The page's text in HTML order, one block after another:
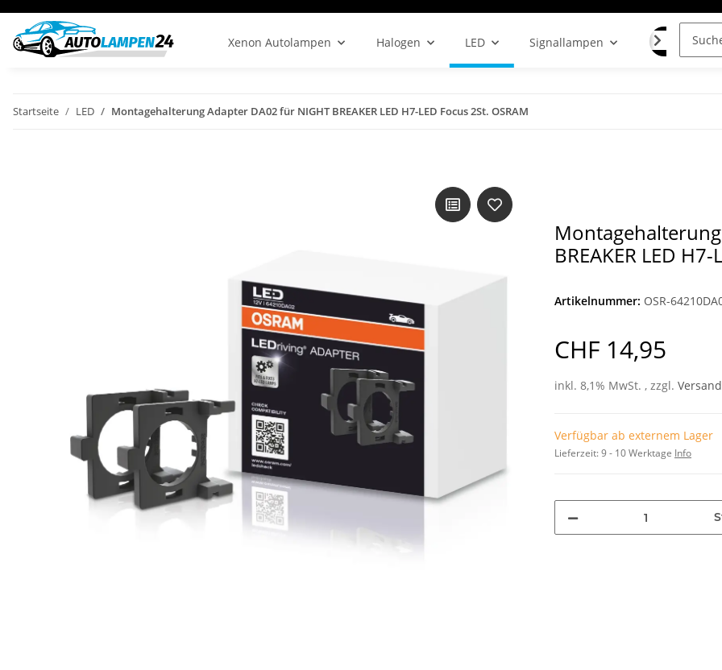
Xenon Autolampen Halogen LED Signallampen
Startseite LED Montagehalterung Adapter DA02 für NIGHT BREAKER LED H7-LED Focus 2St. OSRAM
BREAKER LED
Artikelnummer: OSR-
CHF 14,95
inkl. 8,1% MwSt. , zzgl. Versand
Verfügbar ab externem Lager
Lieferzeit:9 - 10 Werktage Info